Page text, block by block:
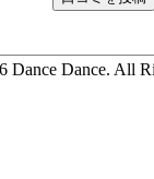
Dance Dance. All